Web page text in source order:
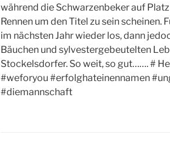
während die Schwarzenbeker auf
Rennen um den Titel zu sein scheinen.
im nächsten Jahr wieder los, dann
Bäuchen und sylvestergebeutelten
Stockelsdorfer. So weit, so gut……. #
#weforyou #erfolghateinennamen
#diemannschaft